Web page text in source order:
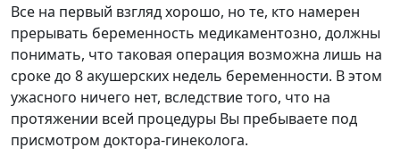
Все на первый взгляд хорошо, но те, кто намерен
прерывать беременность медикаментозно, должны
понимать, что таковая операция возможна лишь на
сроке до 8 акушерских недель беременности. В этом
ужасного ничего нет, вследствие того, что на
протяжении всей процедуры Вы пребываете под
присмотром доктора-гинеколога.